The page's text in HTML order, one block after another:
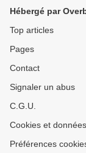
Hébergé par
Top articles
Pages
Contact
Signaler un abus
C.G.U.
Cookies et
Préférences